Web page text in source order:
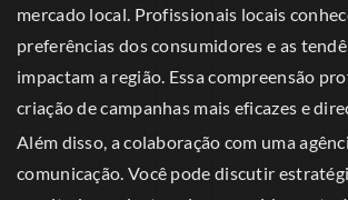
mercado local. Profissionais locais
preferências dos consumidores e as
impactam a região. Essa compreensão
criação de campanhas mais eficazes e
Além disso, a colaboração com uma
comunicação. Você pode discutir